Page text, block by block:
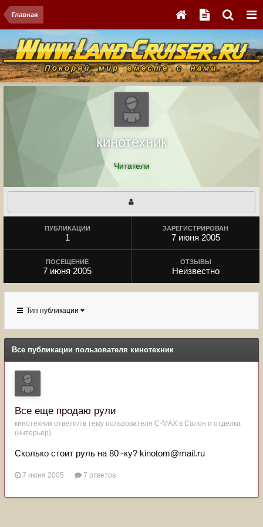
Главная
кинотехник
Читатели
ПУБЛИКАЦИИ
1
ЗАРЕГИСТРИРОВАН
7 июня 2005
ПОСЕЩЕНИЕ
7 июня 2005
ОТЗЫВЫ
Неизвестно
Тип публикации
Все публикации пользователя кинотехник
Все еще продаю рули
кинотехник ответил в тему пользователя C-MAX в Салон и отделка
(интерьер)
Сколько стоит руль на 80 -ку? kinotom@mail.ru
7 июня 2005 7 ответов